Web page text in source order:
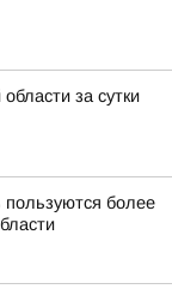
за сутки
пользуются более